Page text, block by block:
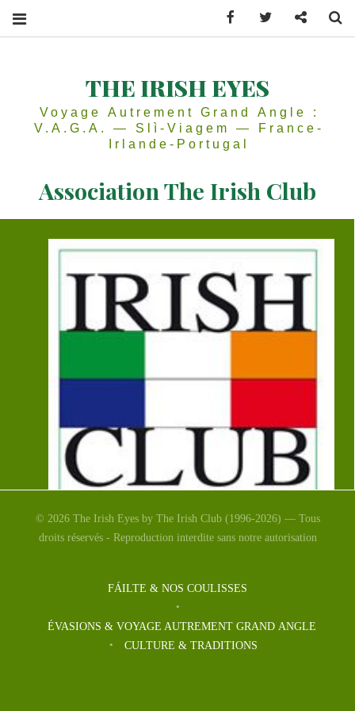
THE IRISH EYES
Voyage Autrement Grand Angle :
V.A.G.A. — Slì-Viagem — France-
Irlande-Portugal
Association The Irish Club
The Irish Club est une association loi 1901 déclarée.
The Irish Club publie The Irish Eyes magazine depuis
© 2026 The Irish Eyes by The Irish Club (1996-2026) — Tous
droits réservés - Reproduction interdite sans notre autorisation
FÁILTE & NOS COULISSES
ÉVASIONS & VOYAGE AUTREMENT GRAND ANGLE
CULTURE & TRADITIONS
Facebook Twitter